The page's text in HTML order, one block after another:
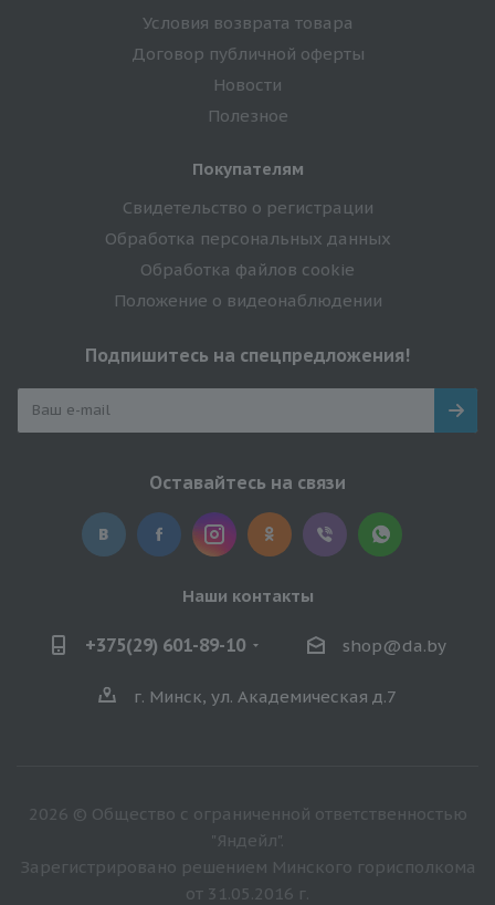
Условия возврата товара
Договор публичной оферты
Новости
Полезное
Покупателям
Свидетельство о регистрации
Обработка персональных данных
Обработка файлов cookie
Положение о видеонаблюдении
Подпишитесь на спецпредложения!
Оставайтесь на связи
Наши контакты
+375(29) 601-89-10 shop@da.by
г. Минск, ул. Академическая д.7
2026 © Общество с ограниченной ответственностью
"Яндейл".
Зарегистрировано решением Минского горисполкома
от 31.05.2016 г.